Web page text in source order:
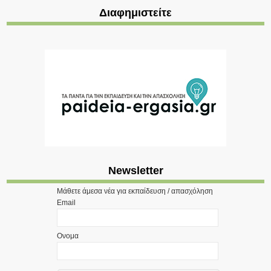
Διαφημιστείτε
Newsletter
Μάθετε άμεσα νέα για εκπαίδευση / απασχόληση
Email
Ονομα